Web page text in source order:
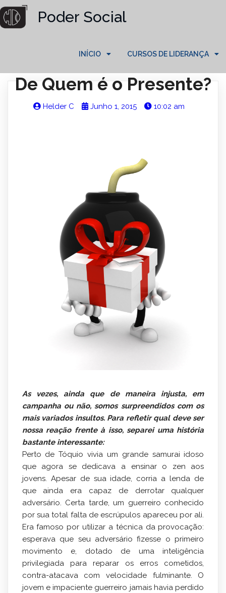
Poder Social
INÍCIO CURSOS DE LIDERANÇA
De Quem é o Presente?
Helder C Junho 1, 2015 10:02 am
As vezes, ainda que de maneira injusta, em
campanha ou não, somos surpreendidos com os
mais variados insultos. Para refletir qual deve ser
nossa reação frente à isso, separei uma história
bastante interessante:
Perto de Tóquio vivia um grande samurai idoso
que agora se dedicava a ensinar o zen aos
jovens. Apesar de sua idade, corria a lenda de
que ainda era capaz de derrotar qualquer
adversário. Certa tarde, um guerreiro conhecido
por sua total falta de escrúpulos apareceu por ali.
Era famoso por utilizar a técnica da provocação:
esperava que seu adversário fizesse o primeiro
movimento e, dotado de uma inteligência
privilegiada para reparar os erros cometidos,
contra-atacava com velocidade fulminante. O
jovem e impaciente guerreiro jamais havia perdido